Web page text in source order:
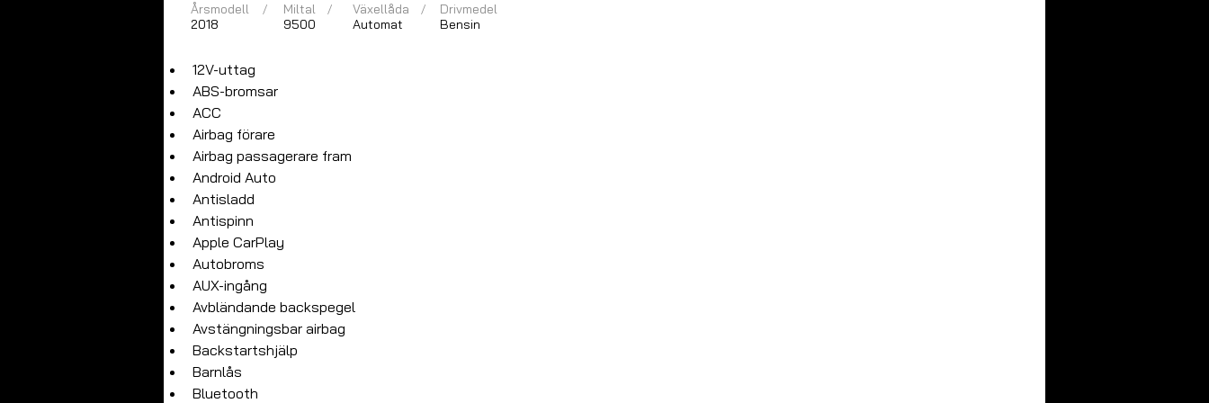
Årsmodell
2018
/
Miltal
9500
/
Växellåda
Automat
/
Drivmedel
Bensin
12V-uttag
ABS-bromsar
ACC
Airbag förare
Airbag passagerare fram
Android Auto
Antisladd
Antispinn
Apple CarPlay
Autobroms
AUX-ingång
Avbländande backspegel
Avstängningsbar airbag
Backstartshjälp
Barnlås
Bluetooth